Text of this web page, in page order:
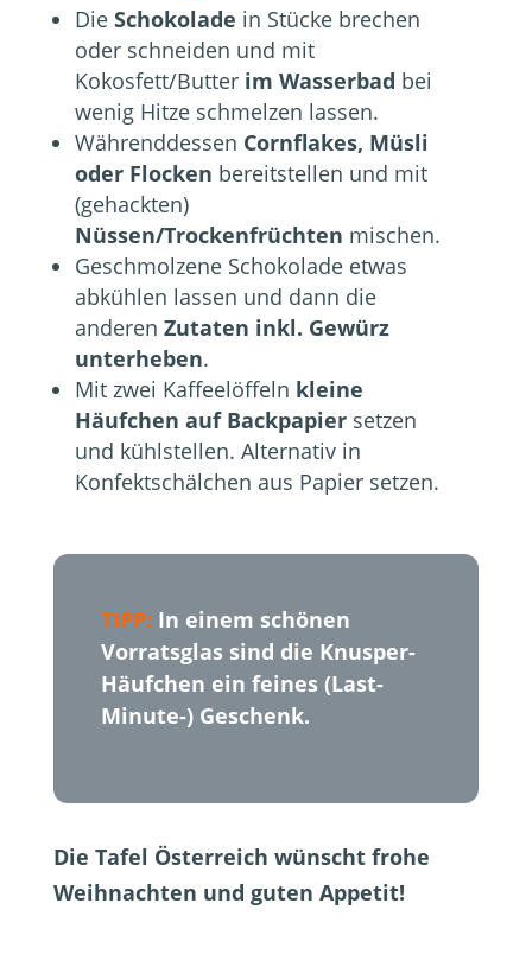
Die Schokolade in Stücke brechen
oder schneiden und mit
Kokosfett/Butter im Wasserbad bei
wenig Hitze schmelzen lassen.
Währenddessen Cornflakes, Müsli
oder Flocken bereitstellen und mit
(gehackten)
Nüssen/Trockenfrüchten mischen.
Geschmolzene Schokolade etwas
abkühlen lassen und dann die
anderen Zutaten inkl. Gewürz
unterheben.
Mit zwei Kaffeelöffeln kleine
Häufchen auf Backpapiersetzen
und kühlstellen. Alternativ in
Konfektschälchen aus Papier setzen.
TIPP: In einem schönen
Vorratsglas sind die Knusper-
Häufchen ein feines (Last-
Minute-) Geschenk.
Die Tafel Österreich wünscht frohe
Weihnachten und guten Appetit!